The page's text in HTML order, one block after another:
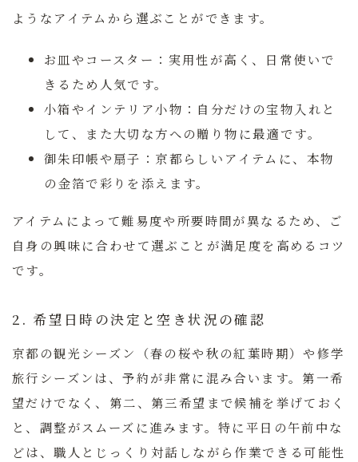
ようなアイテムから選ぶことができます。
お皿やコースター： 実用性が高く、日常使いで
きるため人気です。
小箱やインテリア小物： 自分だけの宝物入れと
して、また大切な方への贈り物に最適です。
御朱印帳や扇子： 京都らしいアイテムに、本物
の金箔で彩りを添えます。
アイテムによって難易度や所要時間が異なるため、ご
自身の興味に合わせて選ぶことが満足度を高めるコツ
です。
2. 希望日時の決定と空き状況の確認
京都の観光シーズン（春の桜や秋の紅葉時期）や修学
旅行シーズンは、予約が非常に混み合います。第一希
望だけでなく、第二、第三希望まで候補を挙げておく
と、調整がスムーズに進みます。特に平日の午前中な
どは、職人とじっくり対話しながら作業できる可能性